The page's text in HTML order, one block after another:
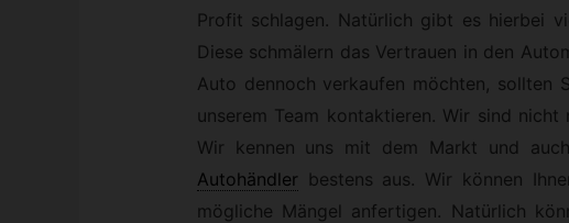
Profit schlagen. Natürlich gibt es hierbei
Diese schmälern das Vertrauen in den
Auto dennoch verkaufen möchten, sollten
unserem Team kontaktieren. Wir sind
Wir kennen uns mit dem Markt und
Autohändler bestens aus. Wir können
mögliche Mängel anfertigen. Natürlich